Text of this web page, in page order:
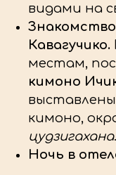
видами на
Кавагучико.
местам,
кимоно
кимоно,
цудзигахана.
Ночь в